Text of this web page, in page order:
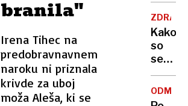
branila"
Irena Tihec na
predobravnavnem
naroku ni priznala
krivde za uboj
moža Aleša, ki se
sploh
voda
Kako
so
se
cilji